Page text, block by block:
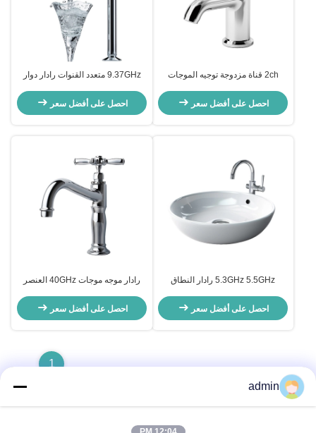
2ch قناة مزدوجة توجيه الموجات
العالية 9.39GHz
احصل على أفضل سعر
9.37GHz متعدد القنوات رادار دوار
احصل على أفضل سعر
5.3GHz 5.5GHz رادار النطاق
لنظم رادار النطاق S X
احصل على أفضل سعر
رادار موجه موجات 40GHz العنصر
مراقبة حركة الجو
احصل على أفضل سعر
1
admin